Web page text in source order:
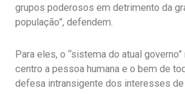
grupos poderosos em detrimento da
população”, defendem.
Para eles, o “sistema do atual
centro a pessoa humana e o bem de
defesa intransigente dos interesses